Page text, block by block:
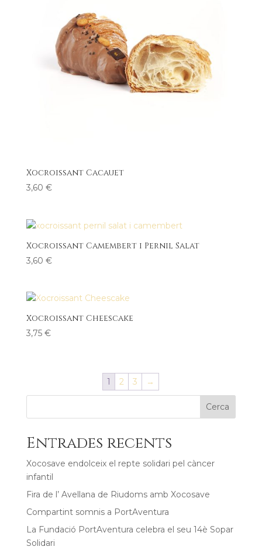
Xocroissant Cacauet
3,60 €
Xocroissant Camembert i Pernil Salat
3,60 €
Xocroissant Cheescake
3,75 €
1 2 3 →
Cerca
Entrades recents
Xocosave endolceix el repte solidari pel càncer
infantil
Fira de l’ Avellana de Riudoms amb Xocosave
Compartint somnis a PortAventura
La Fundació PortAventura celebra el seu 14è Sopar
Solidari